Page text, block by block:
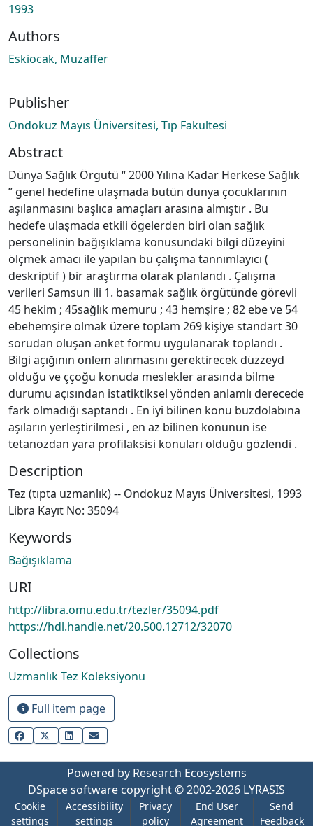
1993
Authors
Eskiocak, Muzaffer
Publisher
Ondokuz Mayıs Üniversitesi, Tıp Fakultesi
Abstract
Dünya Sağlık Örgütü “ 2000 Yılına Kadar Herkese Sağlık
” genel hedefine ulaşmada bütün dünya çocuklarının
aşılanmasını başlıca amaçları arasına almıştır . Bu
hedefe ulaşmada etkili ögelerden biri olan sağlık
personelinin bağışıklama konusundaki bilgi düzeyini
ölçmek amacı ile yapılan bu çalışma tannımlayıcı (
deskriptif ) bir araştırma olarak planlandı . Çalışma
verileri Samsun ili 1. basamak sağlık örgütünde görevli
45 hekim ; 45sağlık memuru ; 43 hemşire ; 82 ebe ve 54
ebehemşire olmak üzere toplam 269 kişiye standart 30
sorudan oluşan anket formu uygulanarak toplandı .
Bilgi açığının önlem alınmasını gerektirecek düzzeyd
olduğu ve ççoğu konuda meslekler arasında bilme
durumu açısından istatiktiksel yönden anlamlı derecede
fark olmadığı saptandı . En iyi bilinen konu buzdolabına
aşıların yerleştirilmesi , en az bilinen konunun ise
tetanozdan yara profilaksisi konuları olduğu gözlendi .
Description
Tez (tıpta uzmanlık) -- Ondokuz Mayıs Üniversitesi, 1993
Libra Kayıt No: 35094
Keywords
Bağışıklama
URI
http://libra.omu.edu.tr/tezler/35094.pdf
https://hdl.handle.net/20.500.12712/32070
Collections
Uzmanlık Tez Koleksiyonu
Full item page
Powered by Research Ecosystems
DSpace software copyright © 2002-2026 LYRASIS
Cookie
settings
Accessibility
settings
Privacy
policy
End User
Agreement
Send
Feedback